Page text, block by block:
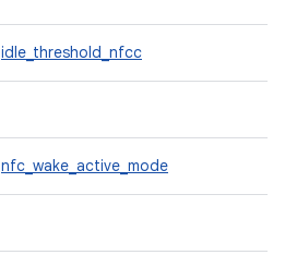
idle_threshold_nfcc
nfc_wake_active_mode